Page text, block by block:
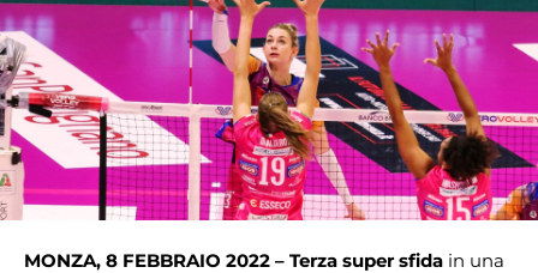
MONZA, 8 FEBBRAIO 2022 – Terza super sfida in una